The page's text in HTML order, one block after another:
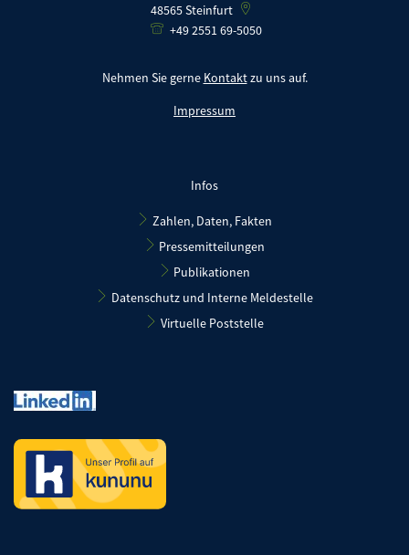
48565Steinfurt
+49 2551 69-5050
Nehmen Sie gerne Kontaktzu uns auf.
Impressum
Infos
Zahlen, Daten, Fakten
Pressemitteilungen
Publikationen
Datenschutz und Interne Meldestelle
Virtuelle Poststelle